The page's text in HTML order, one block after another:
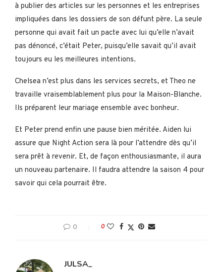
à publier des articles sur les personnes et les entreprises
impliquées dans les dossiers de son défunt père. La seule
personne qui avait fait un pacte avec lui qu’elle n’avait
pas dénoncé, c’était Peter, puisqu’elle savait qu’il avait
toujours eu les meilleures intentions.
Chelsea n’est plus dans les services secrets, et Theo ne
travaille vraisemblablement plus pour la Maison-Blanche.
Ils préparent leur mariage ensemble avec bonheur.
Et Peter prend enfin une pause bien méritée. Aiden lui
assure que Night Action sera là pour l’attendre dès qu’il
sera prêt à revenir. Et, de façon enthousiasmante, il aura
un nouveau partenaire. Il faudra attendre la saison 4 pour
savoir qui cela pourrait être.
0 0
JULSA_